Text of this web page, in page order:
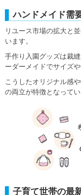
ハンドメイド需
リユース市場の拡大と
います。
手作り入園グッズは裁
ーダーメイドでサイズ
こうしたオリジナル感
の両立が特徴となってい
子育て世帯の最